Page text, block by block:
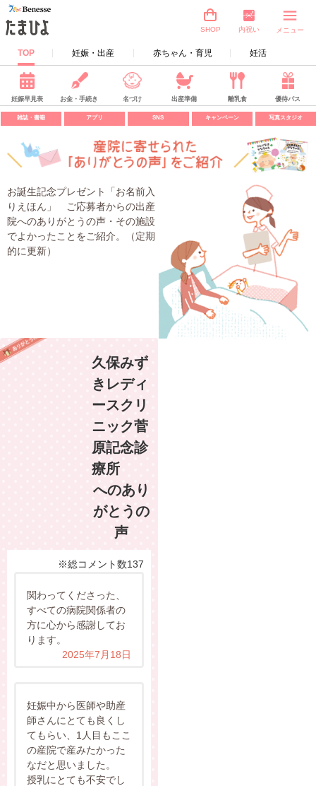
TOP 妊娠・出産 赤ちゃん・育児 妊活
SHOP 内祝い メニュー
妊娠早見表 お金・手続き 名づけ 出産準備 離乳食 優待パス
雑誌・書籍 アプリ SNS キャンペーン 写真スタジオ
お誕生記念プレゼント「お名前入
りえほん」 ご応募者からの出産
院へのありがとうの声・その施設
でよかったことをご紹介。（定期
的に更新）
久保みず
きレディ
ースクリ
ニック菅
原記念診
療所
へのあり
がとうの
声
※総コメント数137
関わってくださった、
すべての病院関係者の
方に心から感謝してお
ります。
2025年7月18日
妊娠中から医師や助産
師さんにとても良くし
てもらい、1人目もここ
の産院で産みたかった
なだと思いました。
授乳にとても不安でし